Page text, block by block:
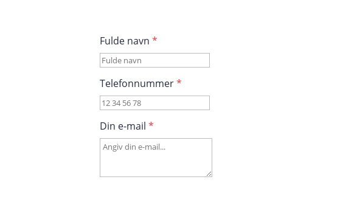
Fulde navn*
Telefonnummer*
Din e-mail*